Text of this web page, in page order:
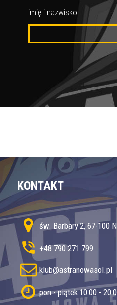
imię i nazwisko
KONTAKT
św. Barbary 2, 67-100
+48 790 271 799
klub@astranowasol.pl
pon - piątek 10:00 -